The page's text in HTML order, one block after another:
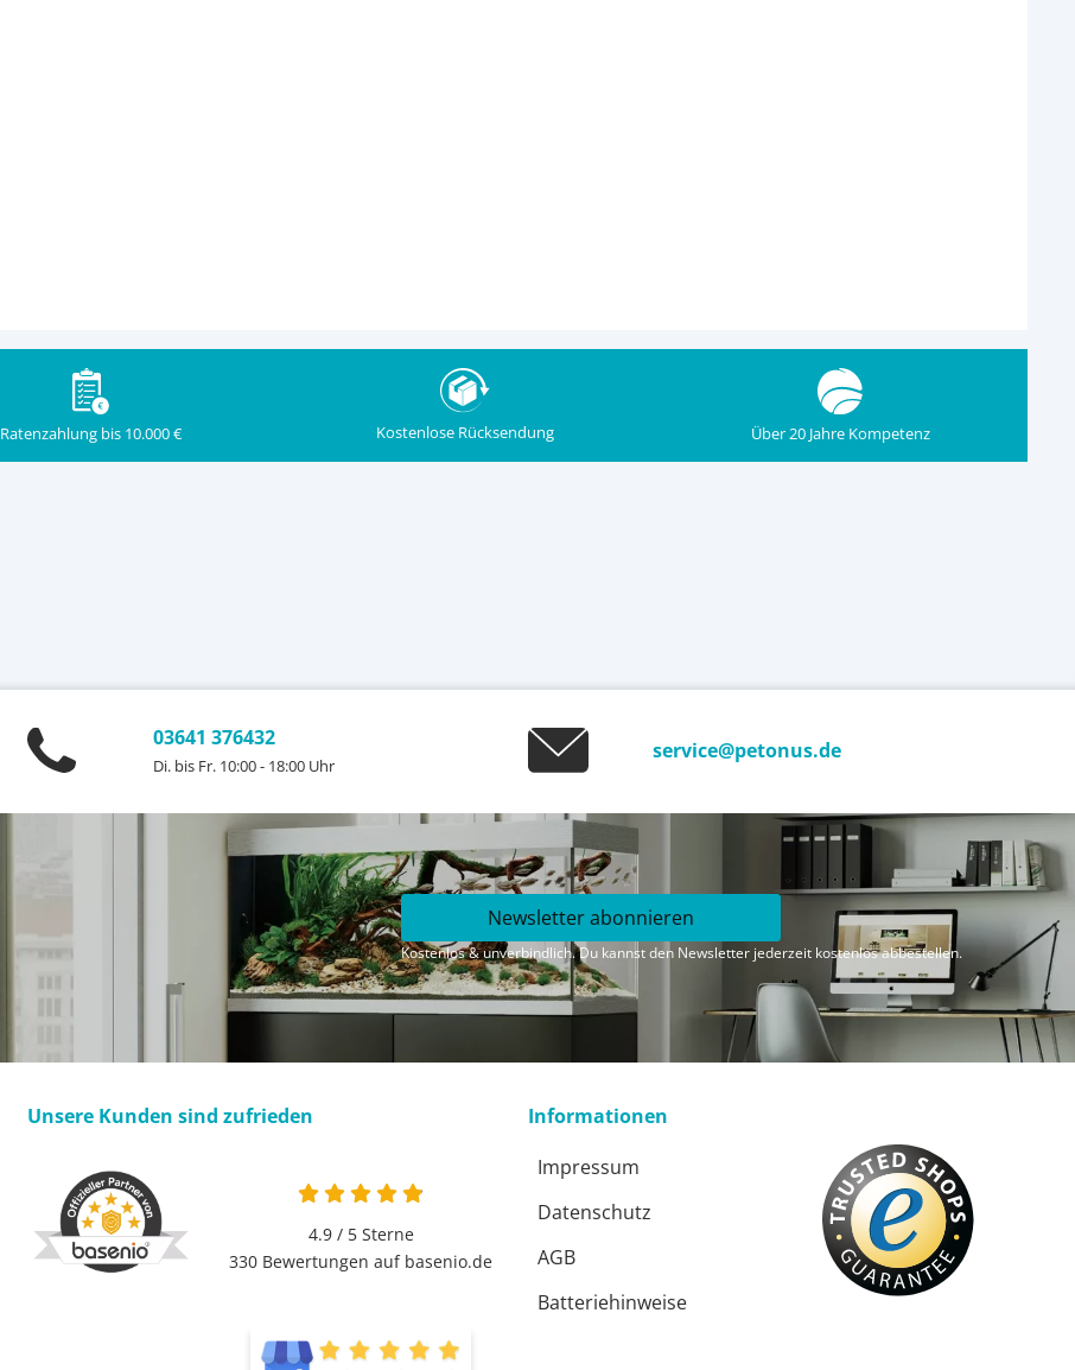
Ratenzahlung bis 10.000 € Kostenlose Rücksendung Über 20 Jahre Kompetenz
03641 376432
Di. bis Fr. 10:00 - 18:00 Uhr
service@petonus.de
Newsletter abonnieren
Kostenlos & unverbindlich. Du kannst den Newsletter jederzeit kostenlos abbestellen.
Unsere Kunden sind zufrieden
4.9 / 5Sterne
330 Bewertungen auf basenio.de
Informationen
Impressum
Datenschutz
AGB
Batteriehinweise